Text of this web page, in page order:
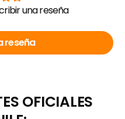
una reseña
reseña
OFICIALES